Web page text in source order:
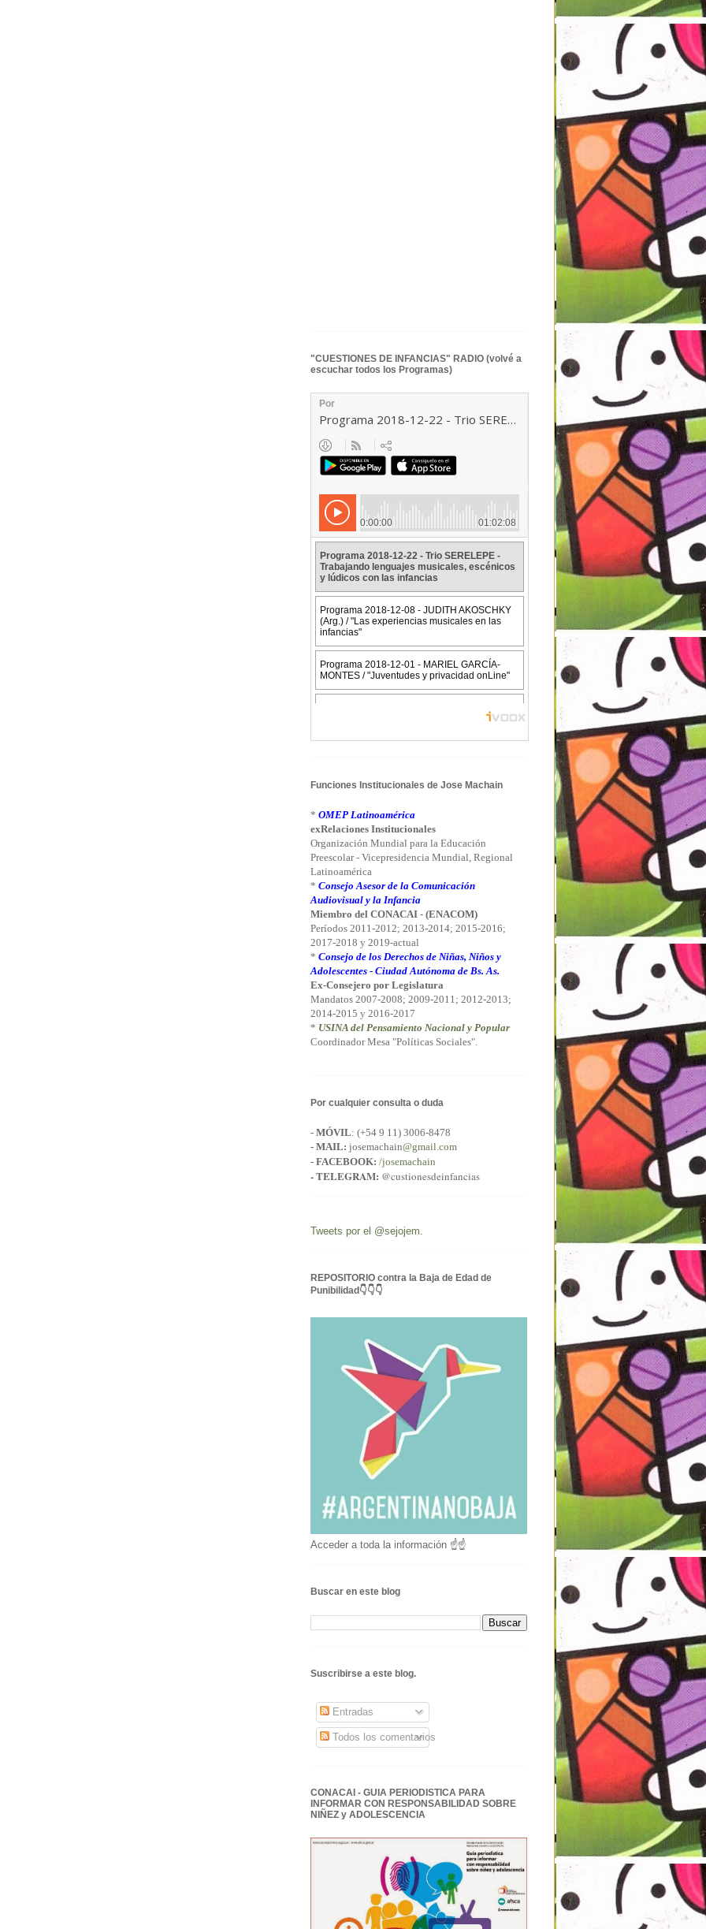
"CUESTIONES DE INFANCIAS" RADIO (volvé a
escuchar todos los Programas)
Funciones Institucionales de Jose Machain
* OMEP Latinoamérica
exRelaciones Institucionales
Organización Mundial para la Educación
Preescolar - Vicepresidencia Mundial, Regional
Latinoamérica
* Consejo Asesor de la Comunicación
Audiovisual y la Infancia
Miembro del CONACAI - (ENACOM)
Períodos 2011-2012; 2013-2014; 2015-2016;
2017-2018 y 2019-actual
* Consejo de los Derechos de Niñas, Niños y
Adolescentes - Ciudad Autónoma de Bs. As.
Ex-Consejero por Legislatura
Mandatos 2007-2008; 2009-2011; 2012-2013;
2014-2015 y 2016-2017
* USINA del Pensamiento Nacional y Popular
Coordinador Mesa "Políticas Sociales".
Por cualquier consulta o duda
- MÓVIL: (+54 9 11) 3006-8478
- MAIL: josemachain@gmail.com
- FACEBOOK: /josemachain
- TELEGRAM: @custionesdeinfancias
Tweets por el @sejojem.
REPOSITORIO contra la Baja de Edad de
Punibilidad👇👇👇
Acceder a toda la información ☝☝
Buscar en este blog
Suscribirse a este blog.
Entradas
Todos los comentarios
CONACAI - GUIA PERIODISTICA PARA
INFORMAR CON RESPONSABILIDAD SOBRE
NIÑEZ y ADOLESCENCIA